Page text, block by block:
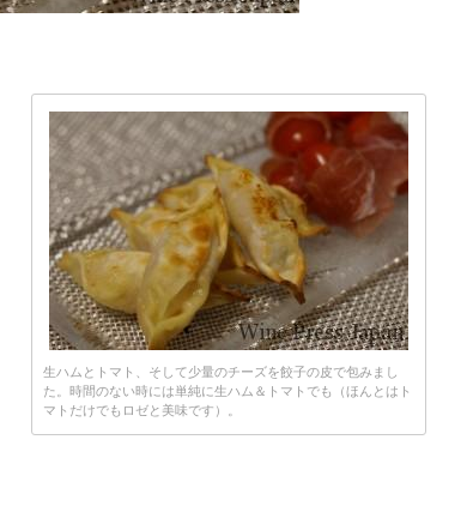
生ハムとトマト、そして少量のチーズを餃子の皮で包みまし
た。時間のない時には単純に生ハム＆トマトでも（ほんとはト
マトだけでもロゼと美味です）。